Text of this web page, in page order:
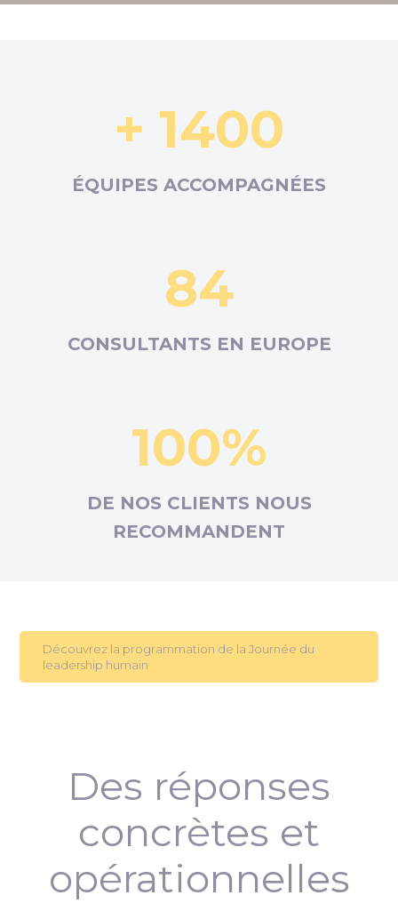
+ 1400
ÉQUIPES ACCOMPAGNÉES
84
CONSULTANTS EN EUROPE
100%
DE NOS CLIENTS NOUS
RECOMMANDENT
Découvrez la programmation de la Journée du
leadership humain
Des réponses
concrètes et
opérationnelles